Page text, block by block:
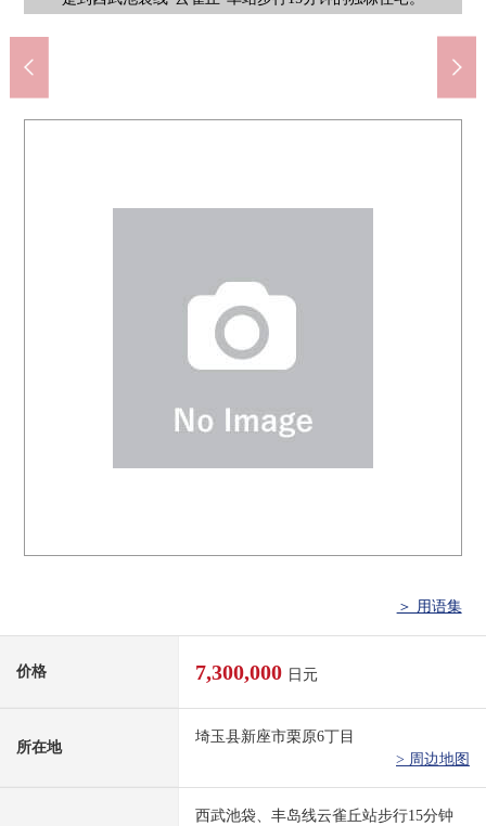
＞ 用语集
价格 7,300,000 日元
所在地
埼玉县新座市栗原6丁目
> 周边地图
西武池袋、丰岛线云雀丘站步行15分钟